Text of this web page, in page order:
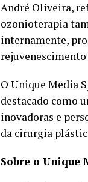
André Oliveira,
ozonioterapia
internamente,
O Unique Media
destacado como
inovadoras e
da cirurgia
Sobre o Unique